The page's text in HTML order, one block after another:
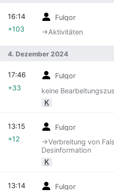
Fulgor
→‎Aktivitäten
16:14
+103
4. Dezember 2024
Fulgor
keine
K
17:46
+33
Fulgor
→‎Verbreitung von
Desinformation
K
13:15
+12
Fulgor
13:14